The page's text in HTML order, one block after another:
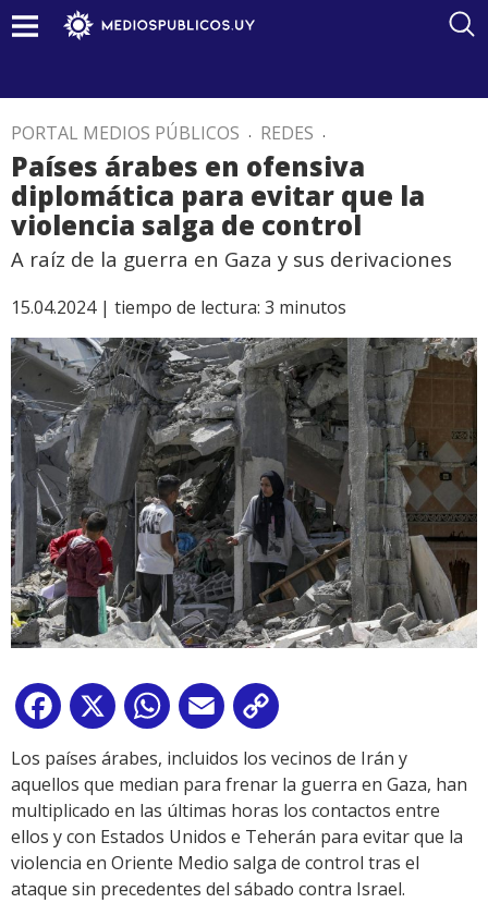
PORTAL MEDIOS PÚBLICOS . REDES .
Países árabes en ofensiva
diplomática para evitar que la
violencia salga de control
A raíz de la guerra en Gaza y sus derivaciones
15.04.2024 | tiempo de lectura: 3 minutos
Facebook
X WhatsApp
Email
Link
Los países árabes, incluidos los vecinos de Irán y
aquellos que median para frenar la guerra en Gaza, han
multiplicado en las últimas horas los contactos entre
ellos y con Estados Unidos e Teherán para evitar que la
violencia en Oriente Medio salga de control tras el
ataque sin precedentes del sábado contra Israel.